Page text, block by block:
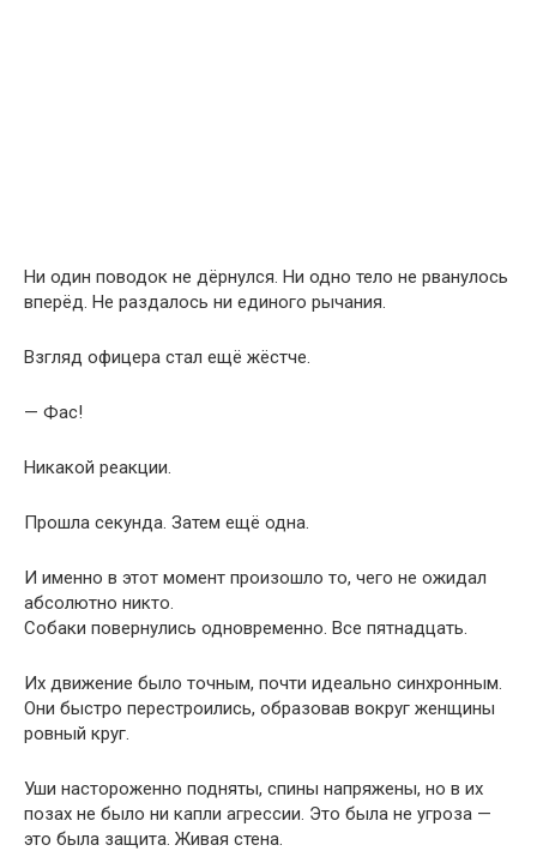
Ни один поводок не дёрнулся. Ни одно тело не рванулось
вперёд. Не раздалось ни единого рычания.
Взгляд офицера стал ещё жёстче.
— Фас!
Никакой реакции.
Прошла секунда. Затем ещё одна.
И именно в этот момент произошло то, чего не ожидал
абсолютно никто.
Собаки повернулись одновременно. Все пятнадцать.
Их движение было точным, почти идеально синхронным.
Они быстро перестроились, образовав вокруг женщины
ровный круг.
Уши настороженно подняты, спины напряжены, но в их
позах не было ни капли агрессии. Это была не угроза —
это была защита. Живая стена.